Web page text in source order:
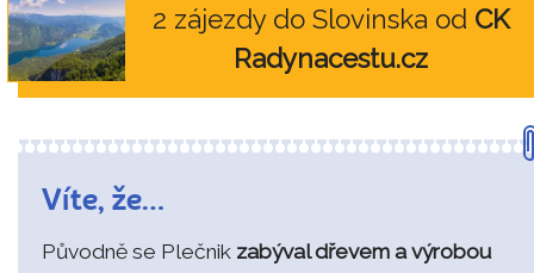
2 zájezdy do Slovinska od CK
Radynacestu.cz
Víte, že…
Původně se Plečnik zabýval dřevem a výrobou